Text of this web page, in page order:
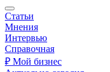
Статьи
Мнения
Интервью
Справочная
₽ Мой бизнес